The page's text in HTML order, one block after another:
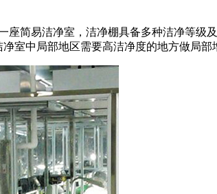
简易洁净室，洁净棚具备多种洁净等
室中局部地区需要高洁净度的地方做局部